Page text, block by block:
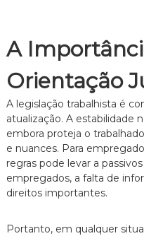
A
Orientação
A legislação trabalhista é
atualização. A estabilidade
embora proteja o
e nuances. Para
regras pode levar a
empregados, a falta de
direitos importantes.
Portanto, em qualquer